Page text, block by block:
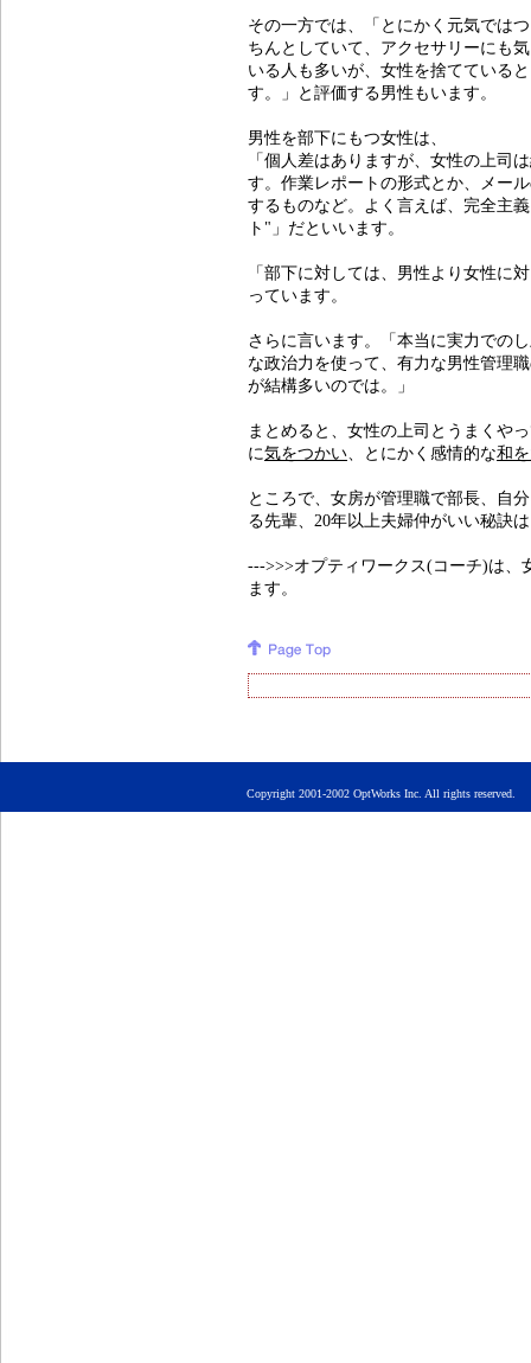
その一方では、「とにかく元気では
ちんとしていて、アクセサリーにも
いる人も多いが、女性を捨てている
す。」と評価する男性もいます。
男性を部下にもつ女性は、
「個人差はありますが、女性の上司
す。作業レポートの形式とか、メー
するものなど。よく言えば、完全主
ト"」だといいます。
「部下に対しては、男性より女性に
っています。
さらに言います。「本当に実力での
な政治力を使って、有力な男性管理
が結構多いのでは。」
まとめると、女性の上司とうまくや
に気をつかい 、とにかく感情的な和
ところで、女房が管理職で部長、自
る先輩、20年以上夫婦仲がいい秘訣
--->>>オプティワークス(コーチ)は、
ます。
Copyright 2001-2002 OptWorks Inc. All rights